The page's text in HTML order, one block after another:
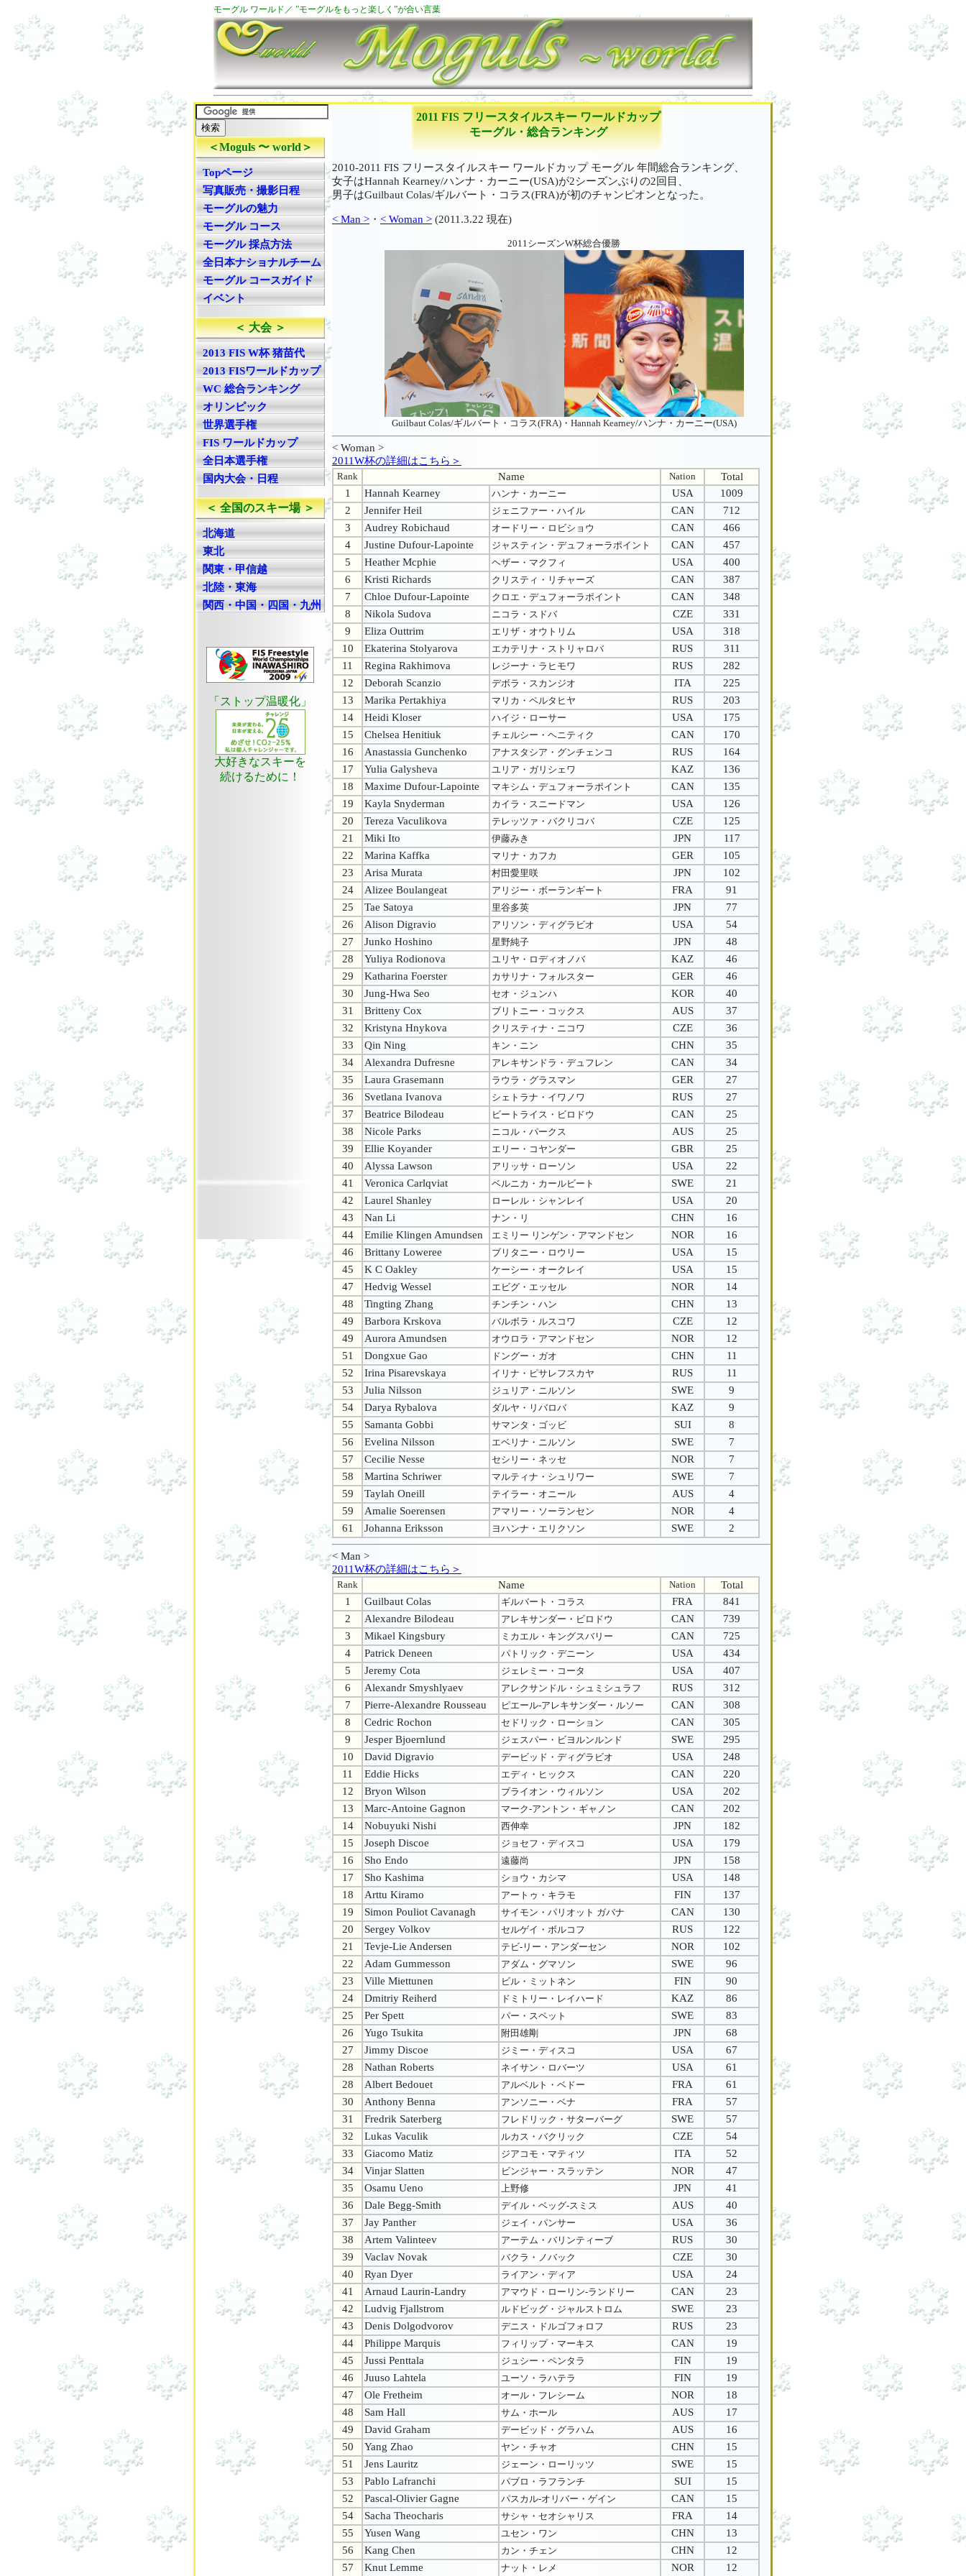
モーグル ワールド／ ”モーグルをもっと楽しく”が合い言葉
2011 FIS フリースタイルスキー ワールドカップ
モーグル・総合ランキング
2010-2011 FIS フリースタイルスキー ワールドカップ モーグル 年間総合ランキング、
女子はHannah Kearney/ハンナ・カーニー(USA)が2シーズンぶりの2回目、
男子はGuilbaut Colas/ギルバート・コラス(FRA)が初のチャンピオンとなった。
< Man > ・ < Woman > (2011.3.22 現在)
2011シーズンW杯総合優勝
Guilbaut Colas/ギルバート・コラス(FRA)・Hannah Kearney/ハンナ・カーニー(USA)
< Woman >
2011W杯の詳細はこちら＞
Rank Name Nation
Total
1
Hannah Kearney ハンナ・カーニー USA
1009
2
Jennifer Heil ジェニファー・ハイル CAN
712
3
Audrey Robichaud オードリー・ロビショウ CAN
466
4
Justine Dufour-Lapointe ジャスティン・デュフォーラポイント CAN
457
5
Heather Mcphie ヘザー・マクフィ USA
400
6
Kristi Richards クリスティ・リチャーズ CAN
387
7
Chloe Dufour-Lapointe クロエ・デュフォーラポイント CAN
348
8
Nikola Sudova ニコラ・スドバ CZE
331
9
Eliza Outtrim エリザ・オウトリム USA
318
10
Ekaterina Stolyarova エカテリナ・ストリャロバ RUS
311
11
Regina Rakhimova レジーナ・ラヒモワ RUS
282
12
Deborah Scanzio デボラ・スカンジオ ITA
225
13
Marika Pertakhiya マリカ・ペルタヒヤ RUS
203
14
Heidi Kloser ハイジ・ローサー USA
175
15
Chelsea Henitiuk チェルシー・ヘニティク CAN
170
16
Anastassia Gunchenko アナスタシア・グンチェンコ RUS
164
17
Yulia Galysheva ユリア・ガリシェワ KAZ
136
18
Maxime Dufour-Lapointe マキシム・デュフォーラポイント CAN
135
19
Kayla Snyderman カイラ・スニードマン USA
126
20
Tereza Vaculikova テレッツァ・バクリコバ CZE
125
21
Miki Ito 伊藤みき JPN
117
22
Marina Kaffka マリナ・カフカ GER
105
23
Arisa Murata 村田愛里咲 JPN
102
24
Alizee Boulangeat アリジー・ボーランギート FRA
91
25
Tae Satoya 里谷多英 JPN
77
26
Alison Digravio アリソン・ディグラビオ USA
54
27
Junko Hoshino 星野純子 JPN
48
28
Yuliya Rodionova ユリヤ・ロディオノバ KAZ
46
29
Katharina Foerster カサリナ・フォルスター GER
46
30
Jung-Hwa Seo セオ・ジュンハ KOR
40
31
Britteny Cox ブリトニー・コックス AUS
37
32
Kristyna Hnykova クリスティナ・ニコワ CZE
36
33
Qin Ning キン・ニン CHN
35
34
Alexandra Dufresne アレキサンドラ・デュフレン CAN
34
35
Laura Grasemann ラウラ・グラスマン GER
27
36
Svetlana Ivanova シェトラナ・イワノワ RUS
27
37
Beatrice Bilodeau ビートライス・ビロドウ CAN
25
38
Nicole Parks ニコル・パークス AUS
25
39
Ellie Koyander エリー・コヤンダー GBR
25
40
Alyssa Lawson アリッサ・ローソン USA
22
41
Veronica Carlqviat ベルニカ・カールビート SWE
21
42
Laurel Shanley ローレル・シャンレイ USA
20
43
Nan Li ナン・リ CHN
16
44
Emilie Klingen Amundsen エミリー リンゲン・アマンドセン NOR
16
46
Brittany Loweree ブリタニー・ロウリー USA
15
45
K C Oakley ケーシー・オークレイ USA
15
47
Hedvig Wessel エビグ・エッセル NOR
14
48
Tingting Zhang チンチン・ハン CHN
13
49
Barbora Krskova バルボラ・ルスコワ CZE
12
49
Aurora Amundsen オウロラ・アマンドセン NOR
12
51
Dongxue Gao ドングー・ガオ CHN
11
52
Irina Pisarevskaya イリナ・ピサレフスカヤ RUS
11
53
Julia Nilsson ジュリア・ニルソン SWE
9
54
Darya Rybalova ダルヤ・リバロバ KAZ
9
55
Samanta Gobbi サマンタ・ゴッビ SUI
8
56
Evelina Nilsson エベリナ・ニルソン SWE
7
57
Cecilie Nesse セシリー・ネッセ NOR
7
58
Martina Schriwer マルティナ・シュリワー SWE
7
59
Taylah Oneill テイラー・オニール AUS
4
59
Amalie Soerensen アマリー・ソーランセン NOR
4
61
Johanna Eriksson ヨハンナ・エリクソン SWE 2
< Man >
2011W杯の詳細はこちら＞
Rank Name Nation
Total
1
Guilbaut Colas ギルバート・コラス FRA
841
2
Alexandre Bilodeau アレキサンダー・ビロドウ CAN
739
3
Mikael Kingsbury ミカエル・キングスバリー CAN
725
4
Patrick Deneen パトリック・デニーン USA
434
5
Jeremy Cota ジェレミー・コータ USA
407
6
Alexandr Smyshlyaev アレクサンドル・シュミシュラフ RUS
312
7
Pierre-Alexandre Rousseau ピエール-アレキサンダー・ルソー CAN
308
8
Cedric Rochon セドリック・ローション CAN
305
9
Jesper Bjoernlund ジェスパー・ビヨルンルンド SWE
295
10
David Digravio デービッド・ディグラビオ USA
248
11
Eddie Hicks エディ・ヒックス CAN
220
12
Bryon Wilson ブライオン・ウィルソン USA
202
13
Marc-Antoine Gagnon マーク-アントン・ギャノン CAN
202
14
Nobuyuki Nishi 西伸幸 JPN
182
15
Joseph Discoe ジョセフ・ディスコ USA
179
16
Sho Endo 遠藤尚 JPN
158
17
Sho Kashima ショウ・カシマ USA
148
18
Arttu Kiramo アートゥ・キラモ FIN
137
19
Simon Pouliot Cavanagh サイモン・パリオット ガバナ CAN
130
20
Sergey Volkov セルゲイ・ボルコフ RUS
122
21
Tevje-Lie Andersen テビ-リー・アンダーセン NOR
102
22
Adam Gummesson アダム・グマソン SWE
96
23
Ville Miettunen ビル・ミットネン FIN
90
24
Dmitriy Reiherd ドミトリー・レイハード KAZ
86
25
Per Spett パー・スペット SWE
83
26
Yugo Tsukita 附田雄剛 JPN
68
27
Jimmy Discoe ジミー・ディスコ USA
67
28
Nathan Roberts ネイサン・ロバーツ USA
61
28
Albert Bedouet アルベルト・ベドー FRA
61
30
Anthony Benna アンソニー・ベナ FRA
57
31
Fredrik Saterberg フレドリック・サターバーグ SWE
57
32
Lukas Vaculik ルカス・バクリック CZE
54
33
Giacomo Matiz ジアコモ・マティツ ITA
52
34
Vinjar Slatten ビンジャー・スラッテン NOR
47
35
Osamu Ueno 上野修 JPN
41
36
Dale Begg-Smith デイル・ベッグ-スミス AUS
40
37
Jay Panther ジェイ・パンサー USA
36
38
Artem Valinteev アーテム・バリンティーブ RUS
30
39
Vaclav Novak バクラ・ノバック CZE
30
40
Ryan Dyer ライアン・ディア USA
24
41
Arnaud Laurin-Landry アマウド・ローリン-ランドリー CAN
23
42
Ludvig Fjallstrom ルドビッグ・ジャルストロム SWE
23
43
Denis Dolgodvorov デニス・ドルゴフォロフ RUS
23
44
Philippe Marquis フィリップ・マーキス CAN
19
45
Jussi Penttala ジュシー・ペンタラ FIN
19
46
Juuso Lahtela ユーソ・ラハテラ FIN
19
47
Ole Fretheim オール・フレシーム NOR
18
48
Sam Hall サム・ホール AUS
17
49
David Graham デービッド・グラハム AUS
16
50
Yang Zhao ヤン・チャオ CHN
15
51
Jens Lauritz ジェーン・ローリッツ SWE
15
53
Pablo Lafranchi パブロ・ラフランチ SUI
15
52
Pascal-Olivier Gagne パスカル-オリバー・ゲイン CAN
15
54
Sacha Theocharis サシャ・セオシャリス FRA
14
55
Yusen Wang ユセン・ワン CHN
13
56
Kang Chen カン・チェン CHN
12
57
Knut Lemme ナット・レメ NOR 12
＜Moguls 〜 world＞
Topページ
写真販売・撮影日程
モーグルの魅力
モーグル コース
モーグル 採点方法
全日本ナショナルチーム
モーグル コースガイド
イベント
＜ 大会 ＞
2013 FIS W杯 猪苗代
2013 FISワールドカップ
WC 総合ランキング
オリンピック
世界選手権
FIS ワールドカップ
全日本選手権
国内大会・日程
＜ 全国のスキー場 ＞
北海道
東北
関東・甲信越
北陸・東海
関西・中国・四国・九州
「ストップ温暖化」
大好きなスキーを
続けるために！